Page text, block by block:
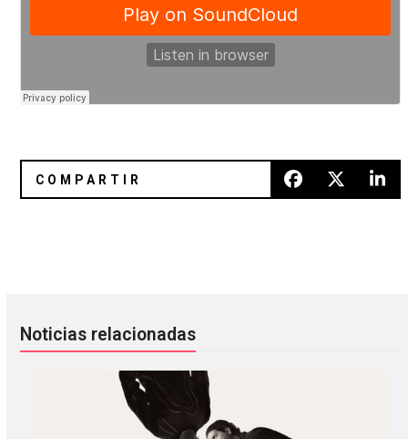
Noticias relacionadas